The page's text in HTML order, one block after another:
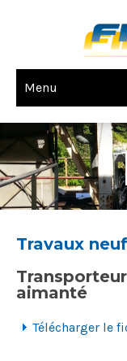
Menu
Travaux
aimanté
Télécharger le